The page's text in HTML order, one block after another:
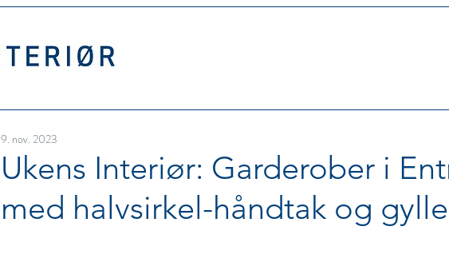
Ukens Interiør: Garderober i
med halvsirkel-håndtak og
9. nov. 2023